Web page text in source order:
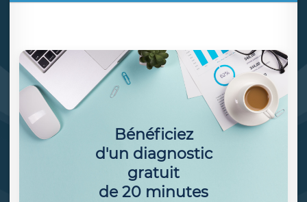
Bénéficiez
d'un diagnostic
gratuit
de 20 minutes